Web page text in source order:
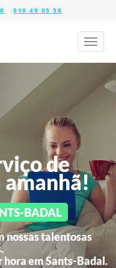
919 49 05 58
Toggle
de
amanhã!
BADAL
nossas talentosas
hora emSants-Badal.